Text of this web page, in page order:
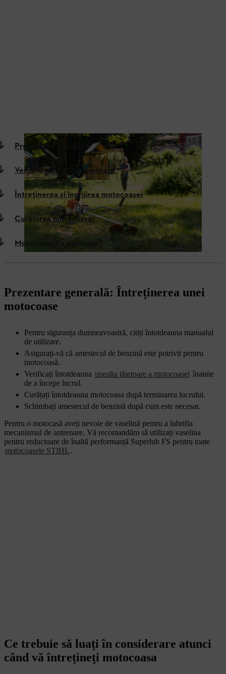
Prezentare generală
Verificarea uneltei tăietoare
Întreținerea și îngrijirea motocoasei
Curățarea motocoasei
Motocoasa nu pornește?
Prezentare generală: Întreținerea unei
motocoase
Pentru siguranța dumneavoastră, citiți întotdeauna manualul
de utilizare.
Asigurați-vă că amestecul de benzină este potrivit pentru
motocoasă.
Verificați întotdeauna unealta tăietoare a motocoasei înainte
de a începe lucrul.
Curățați întotdeauna motocoasa după terminarea lucrului.
Schimbați amestecul de benzină după cum este necesar.
Pentru o motocasă aveți nevoie de vaselină pentru a lubrifia
mecanismul de antrenare. Vă recomandăm să utilizați vaselina
pentru reductoare de înaltă performanță Superlub FS pentru toate
motocoasele STIHL .
Ce trebuie să luați în considerare atunci
când vă întrețineți motocoasa